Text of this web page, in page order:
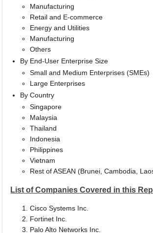
Manufacturing
Retail and E-commerce
Energy and Utilities
Manufacturing
Others
By End-User Enterprise Size
Small and Medium Enterprises (SMEs)
Large Enterprises
By Country
Singapore
Malaysia
Thailand
Indonesia
Philippines
Vietnam
Rest of ASEAN (Brunei, Cambodia,
List of Companies Covered in this
Cisco Systems Inc.
Fortinet Inc.
Palo Alto Networks Inc.